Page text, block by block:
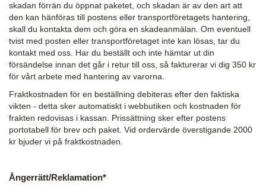
skadan förrän du öppnat paketet, och skadan är av den art att
den kan hänföras till postens eller transportföretagets hantering,
skall du kontakta dem och göra en skadeanmälan. Om eventuell
tvist med posten eller transportföretaget inte kan lösas, tar du
kontakt med oss. Har du beställt och inte hämtar ut din
försändelse innan det går i retur till oss, så fakturerar vi dig 350 kr
för vårt arbete med hantering av varorna.
Fraktkostnaden för en beställning debiteras efter den faktiska
vikten - detta sker automatiskt i webbutiken och kostnaden för
frakten redovisas i kassan. Prissättning sker efter postens
portotabell för brev och paket. Vid ordervärde överstigande 2000
kr bjuder vi på fraktkostnaden.
Ångerrätt/Reklamation*